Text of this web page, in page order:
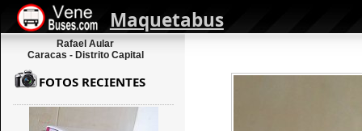
Maquetabus
Rafael Aular
Caracas - Distrito Capital
FOTOS RECIENTES